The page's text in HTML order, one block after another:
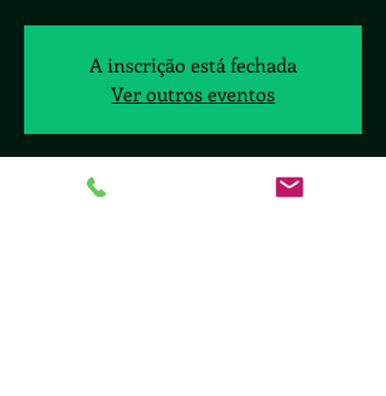
A inscrição está fechada
Ver outros eventos
Horário e local